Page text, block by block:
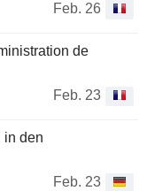
Feb. 26
de
Feb. 23
in den
Feb. 23